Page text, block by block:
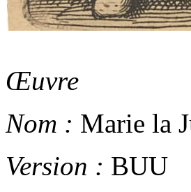
Œuvre
Nom : Marie la
Version : BUU